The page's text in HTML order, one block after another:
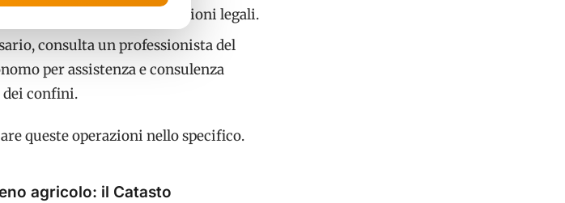
e per eventuali contestazioni legali.
consulta un professionista del
per assistenza e consulenza
dei confini.
queste operazioni nello specifico.
agricolo: il Catasto